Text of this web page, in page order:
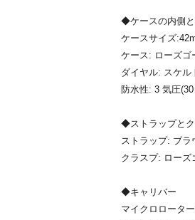
◆ケースの内側と
ケースサイズ
ケース: ローズゴ
ダイヤル: スケル
防水性: 3 気圧
◆ストラップと
ストラップ: ブラ
クラスプ: ローズ
◆キャリバー
マイクロロータ